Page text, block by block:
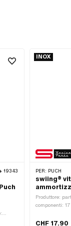
19343
INOX
PER: PUCH
swiing®
Produttore:
componenti:
inossidabile)
CHF 17.90